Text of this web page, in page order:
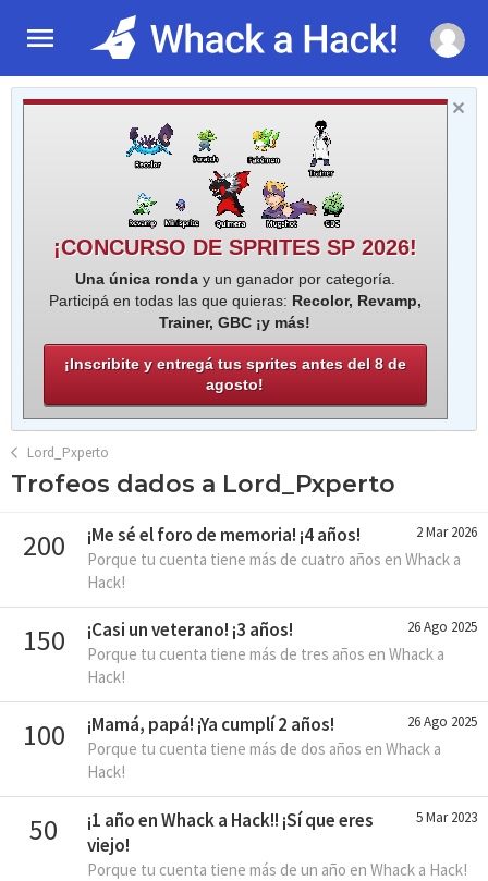
¡CONCURSO DE SPRITES SP 2026!
Una única ronday un ganador por categoría.
Participá en todas las que quieras: Recolor, Revamp,
Trainer, GBC ¡y más!
¡Inscribite y entregá tus sprites antes del 8 de
agosto!
Lord_Pxperto
Trofeos dados a Lord_Pxperto
200 2 Mar 2026
¡Me sé el foro de memoria! ¡4 años!
Porque tu cuenta tiene más de cuatro años en Whack a
Hack!
150 26 Ago 2025
¡Casi un veterano! ¡3 años!
Porque tu cuenta tiene más de tres años en Whack a
Hack!
100 26 Ago 2025
¡Mamá, papá! ¡Ya cumplí 2 años!
Porque tu cuenta tiene más de dos años en Whack a
Hack!
50 5 Mar 2023
¡1 año en Whack a Hack!! ¡Sí que eres
viejo!
Porque tu cuenta tiene más de un año en Whack a Hack!